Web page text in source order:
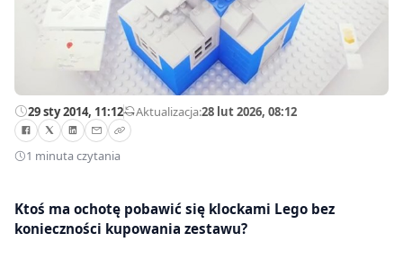
29 sty 2014, 11:12—Aktualizacja:28 lut 2026, 08:12
1 minuta czytania
Ktoś ma ochotę pobawić się klockami Lego bez
konieczności kupowania zestawu?